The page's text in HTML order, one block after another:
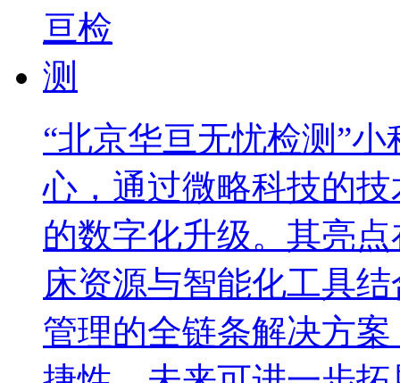
“北京华亘无忧检测”
心，通过微略科技的
的数字化升级。其亮
床资源与智能化工具
管理的全链条解决方